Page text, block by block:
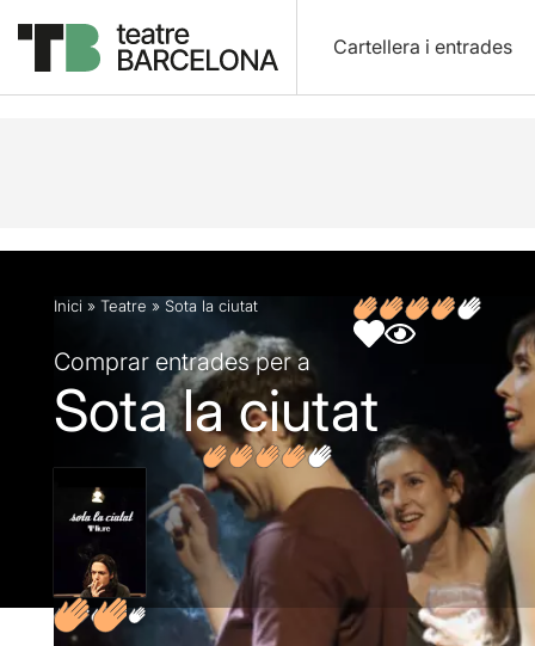
Cartellera i entrades
Descripció Fitxa artística Fotos i vídeos
Inici » Teatre » Sota la ciutat
Comprar entrades per a
Sota la ciutat